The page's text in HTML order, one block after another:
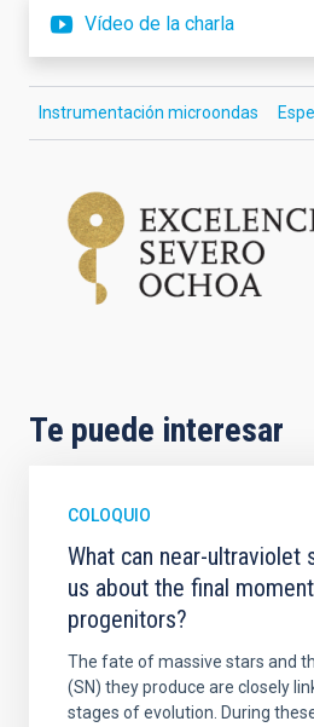
Vídeo de la charla
Instrumentación microondas
Te puede interesar
COLOQUIO
What can near-ultraviolet
us about the final
progenitors?
The fate of massive stars and
(SN) they produce are closely
stages of evolution. During